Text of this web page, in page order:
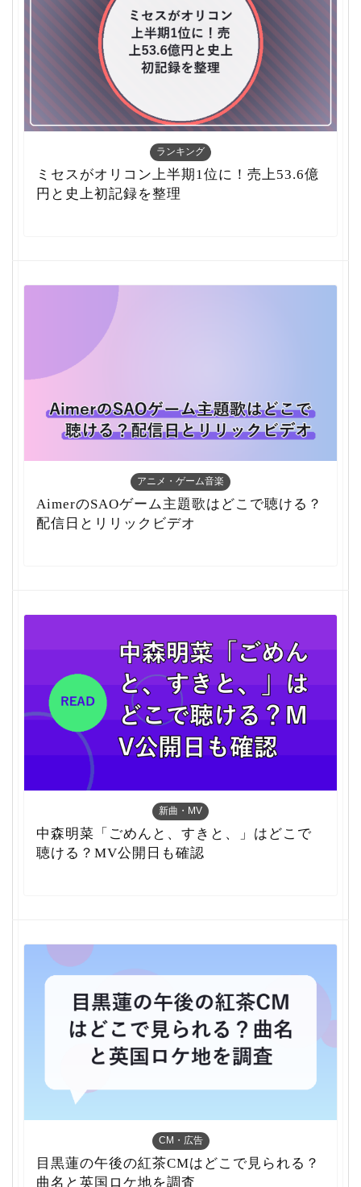
ランキング
ミセスがオリコン上半期1位に！売上53.6億
円と史上初記録を整理
アニメ・ゲーム音楽
AimerのSAOゲーム主題歌はどこで聴ける？
配信日とリリックビデオ
新曲・MV
中森明菜「ごめんと、すきと、」はどこで
聴ける？MV公開日も確認
CM・広告
目黒蓮の午後の紅茶CMはどこで見られる？
曲名と英国ロケ地を調査